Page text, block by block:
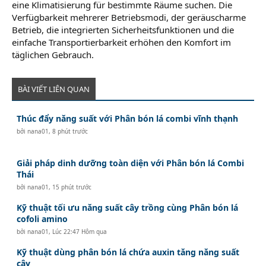
eine Klimatisierung für bestimmte Räume suchen. Die
Verfügbarkeit mehrerer Betriebsmodi, der geräuscharme
Betrieb, die integrierten Sicherheitsfunktionen und die
einfache Transportierbarkeit erhöhen den Komfort im
täglichen Gebrauch.
BÀI VIẾT LIÊN QUAN
Thúc đẩy năng suất với Phân bón lá combi vĩnh thạnh
bởinana01,8 phút trước
Giải pháp dinh dưỡng toàn diện với Phân bón lá Combi
Thái
bởinana01, 15 phút trước
Kỹ thuật tối ưu năng suất cây trồng cùng Phân bón lá
cofoli amino
bởinana01, Lúc 22:47 Hôm qua
Kỹ thuật dùng phân bón lá chứa auxin tăng năng suất
cây